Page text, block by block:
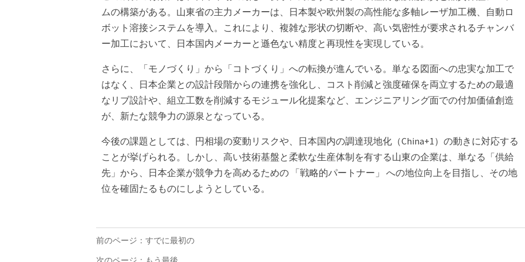
ムの構築がある。山東省の主力メーカーは、日本製や欧州製の高性能な多軸レーザ加工機、自動ロ
ボット溶接システムを導入。これにより、複雑な形状の切断や、高い気密性が要求されるチャンバ
ー加工において、日本国内メーカーと遜色ない精度と再現性を実現している。
さらに、「モノづくり」から「コトづくり」への転換が進んでいる。単なる図面への忠実な加工で
はなく、日本企業との設計段階からの連携を強化し、コスト削減と強度確保を両立するための最適
なリブ設計や、組立工数を削減するモジュール化提案など、エンジニアリング面での付加価値創造
が、新たな競争力の源泉となっている。
今後の課題としては、円相場の変動リスクや、日本国内の調達現地化（China+1）の動きに対応する
ことが挙げられる。しかし、高い技術基盤と柔軟な生産体制を有する山東の企業は、単なる「供給
先」から、日本企業が競争力を高めるための 「戦略的パートナー」 への地位向上を目指し、その地
位を確固たるものにしようとしている。
前のページ：すでに最初の